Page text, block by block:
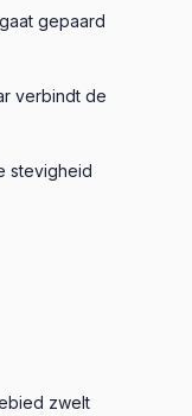
gepaard
verbindt de
stevigheid
zwelt